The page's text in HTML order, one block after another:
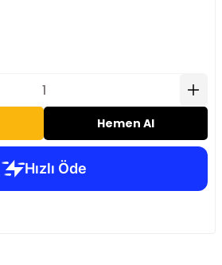
Hemen Al